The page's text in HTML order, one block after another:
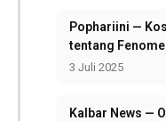
Pophariini —
tentang
3 Juli 2025
Kalbar News —